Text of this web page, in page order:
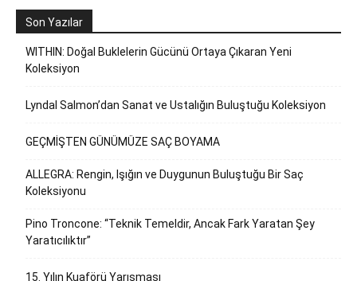
Son Yazılar
WITHIN: Doğal Buklelerin Gücünü Ortaya Çıkaran Yeni
Koleksiyon
Lyndal Salmon’dan Sanat ve Ustalığın Buluştuğu Koleksiyon
GEÇMİŞTEN GÜNÜMÜZE SAÇ BOYAMA
ALLEGRA: Rengin, Işığın ve Duygunun Buluştuğu Bir Saç
Koleksiyonu
Pino Troncone: “Teknik Temeldir, Ancak Fark Yaratan Şey
Yaratıcılıktır”
15. Yılın Kuaförü Yarışması